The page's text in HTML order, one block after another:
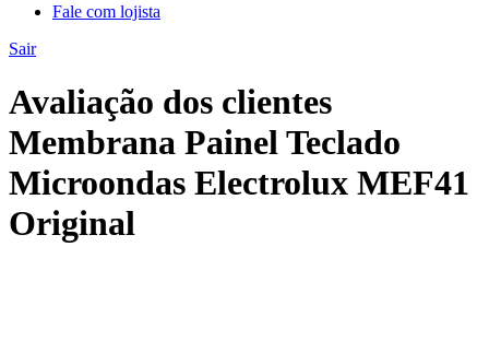
Fale com lojista
Sair
Avaliação dos clientes
Membrana Painel Teclado
Microondas Electrolux MEF41
Original